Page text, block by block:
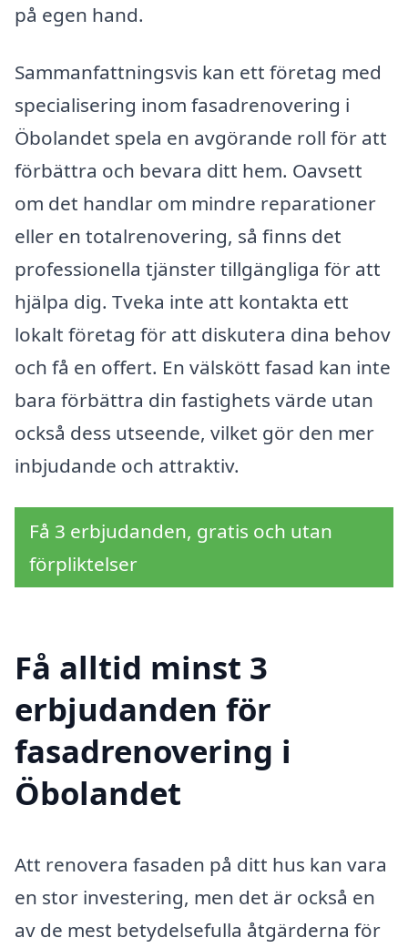
på egen hand.
Sammanfattningsvis kan ett företag med
specialisering inom fasadrenovering i
Öbolandet spela en avgörande roll för att
förbättra och bevara ditt hem. Oavsett
om det handlar om mindre reparationer
eller en totalrenovering, så finns det
professionella tjänster tillgängliga för att
hjälpa dig. Tveka inte att kontakta ett
lokalt företag för att diskutera dina behov
och få en offert. En välskött fasad kan inte
bara förbättra din fastighets värde utan
också dess utseende, vilket gör den mer
inbjudande och attraktiv.
Få 3 erbjudanden, gratis och utan
förpliktelser
Få alltid minst 3
erbjudanden för
fasadrenovering i
Öbolandet
Att renovera fasaden på ditt hus kan vara
en stor investering, men det är också en
av de mest betydelsefulla åtgärderna för